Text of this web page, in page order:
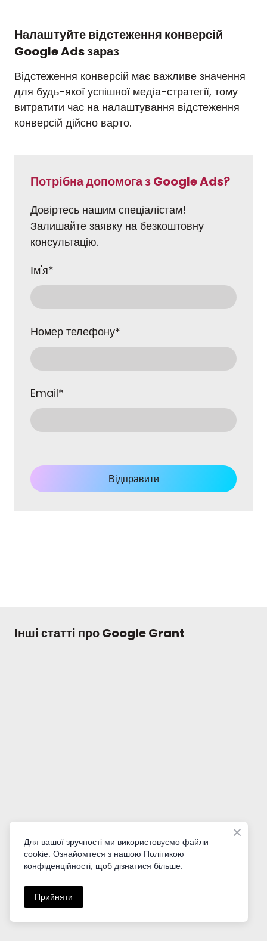
Налаштуйте відстеження конверсій
Google Ads зараз
Відстеження конверсій має важливе значення
для будь-якої успішної медіа-стратегії, тому
витратити час на налаштування відстеження
конверсій дійсно варто.
Потрібна допомога з Google Ads?
Довіртесь нашим спеціалістам!
Залишайте заявку на безкоштовну
консультацію.
Ім'я*
Номер телефону*
Email*
Відправити
Інші статті про Google Grant
Усе, що потрібно знати про гранти Google
неприбутковим організаціям.
Читати
Для вашої зручності ми використовуємо файли
cookie. Ознайомтеся з нашою Політикою
конфіденційності, щоб дізнатися більше.
Прийняти